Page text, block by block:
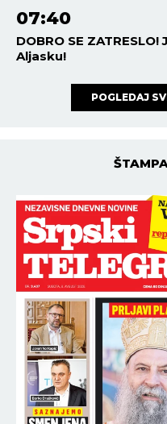
07:40
DOBRO SE
Aljasku!
POGLEDAJ